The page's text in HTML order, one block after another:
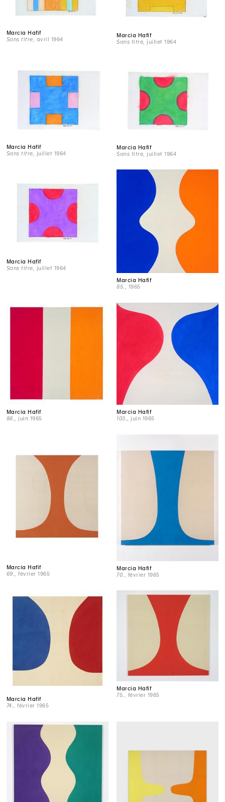
Marcia Hafif
Sans titre , avril 1964
Marcia Hafif
Sans titre , juillet 1964
Marcia Hafif
Sans titre , juillet 1964
Marcia Hafif
Sans titre , juillet 1964
Marcia Hafif
Sans titre , juillet 1964
Marcia Hafif
85.
, 1965
Marcia Hafif
86.
, juin 1965
Marcia Hafif
103., juin 1965
Marcia Hafif
69.
, février 1965
Marcia Hafif
70.
, février 1965
Marcia Hafif
74.
, février 1965
Marcia Hafif
75.
, février 1965